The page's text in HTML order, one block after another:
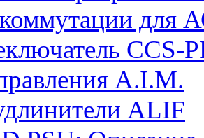
для
CCS-
A.I.M.
ALIF